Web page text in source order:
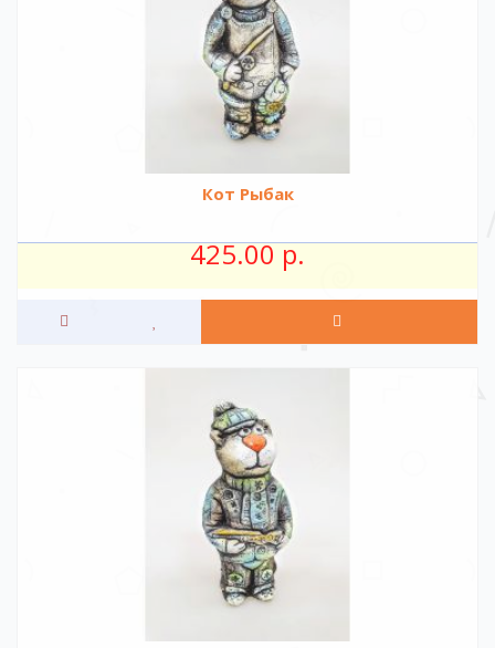
Кот Рыбак
425.00 р.